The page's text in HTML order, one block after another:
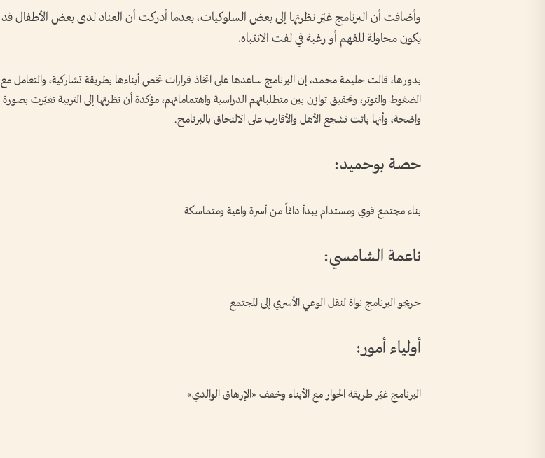
وأضافت أن البرنامج غيّر نظرتها إلى بعض السلوكيات، بعدما أدركت أن العناد لدى بعض الأطفال قد
يكون محاولة للفهم أو رغبة في لفت الانتباه.
بدورها، قالت حليمة محمد، إن البرنامج ساعدها على اتخاذ قرارات تخص أبناءها بطريقة تشاركية، والتعامل مع
الضغوط والتوتر، وتحقيق توازن بين متطلباتهم الدراسية واهتماماتهم، مؤكدة أن نظرتها إلى التربية تغيّرت بصورة
واضحة، وأنها باتت تشجع الأهل والأقارب على الالتحاق بالبرنامج.
حصة بوحميد:
بناء مجتمع قوي ومستدام يبدأ دائماً من أسرة واعية ومتماسكة
ناعمة الشامسي:
خريجو البرنامج نواة لنقل الوعي الأسري إلى المجتمع
أولياء أمور:
البرنامج غيّر طريقة الحوار مع الأبناء وخفف «الإرهاق الوالدي»